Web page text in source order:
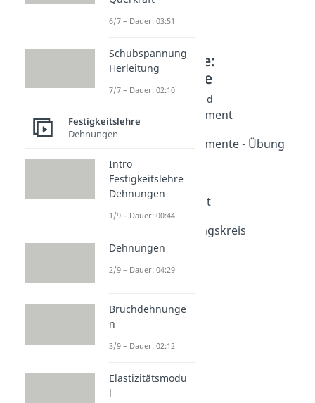
Weitere Inhalte:
Festigkeitslehre
Biegung: Weiterführend
Flächenträgheitsmoment
Flächenträgheitsmomente - Übung
Satz von Steiner
Dauer: 06:57
Widerstandsmoment
Dauer: 02:33
Mohrscher Spannungskreis
Dauer: 04:51
Balkentheorie
Dauer: 03:55
6/7 – Dauer: 03:51
Schubspannung
Herleitung
7/7 – Dauer: 02:10
Festigkeitslehre
Dehnungen
Intro
Festigkeitslehre
Dehnungen
1/9 – Dauer: 00:44
Dehnungen
2/9 – Dauer: 04:29
Bruchdehnunge
n
3/9 – Dauer: 02:12
Elastizitätsmodu
l